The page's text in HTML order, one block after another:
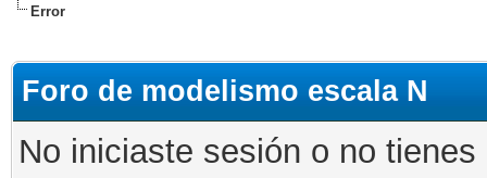
Error
Foro de modelismo escala N
No iniciaste sesión o no